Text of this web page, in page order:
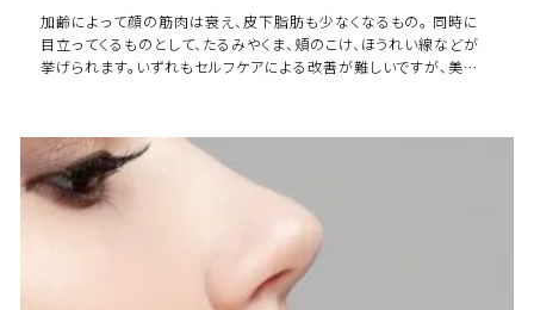
加齢によって顔の筋肉は衰え、皮下脂肪も少なくなるもの。 同時に
目立ってくるものとして、たるみやくま、頬のこけ、ほうれい線などが
挙げられます。いずれもセルフケアによる改善が難しいですが、美容